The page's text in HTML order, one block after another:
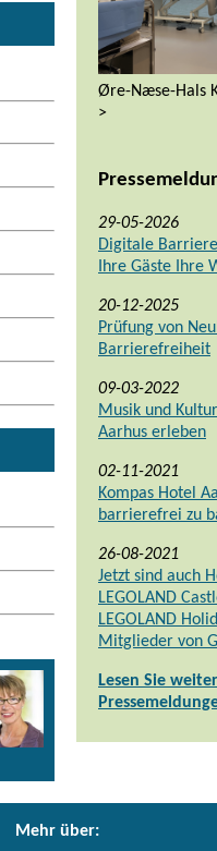
Øre-Næse-Hals
>
29-05-2026
Digitale
Ihre Gäste Ihre
20-12-2025
Prüfung von
Barrierefreiheit
09-03-2022
Musik und
Aarhus erleben
02-11-2021
Kompas Hotel
barrierefrei zu
26-08-2021
Jetzt sind auch
LEGOLAND
LEGOLAND
Mitglieder von
Lesen Sie
Mehr über: